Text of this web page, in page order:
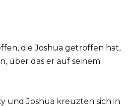
die Joshua getroffen hat,
über das er auf seinem
und Joshua kreuzten sich in